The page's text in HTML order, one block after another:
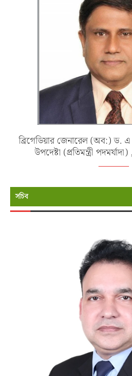
ব্রিগেডিয়ার জেনারেল (অব:) ড.
উপদেষ্টা (প্রতিমন্ত্রী
সচিব